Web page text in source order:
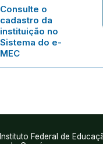
Consulte o
cadastro da
instituição no
Sistema do e-
MEC
Federal de